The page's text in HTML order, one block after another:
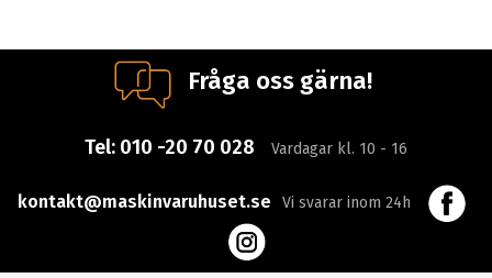
Fråga oss gärna!
Tel: 010 -20 70 028 Vardagar kl. 10 - 16
kontakt@maskinvaruhuset.se Vi svarar inom 24h